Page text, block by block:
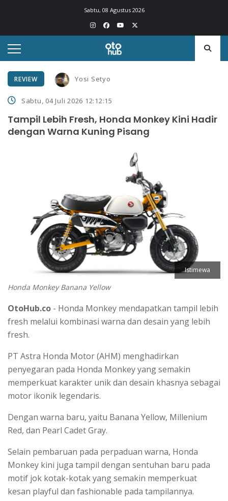
Sabtu, 08 Agustus 2026
REVIEW Yosi Setyo
Sabtu, 04 Juli 2026 12:12:15
Tampil Lebih Fresh, Honda Monkey Kini Hadir
dengan Warna Kuning Pisang
Istimewa
Honda Monkey Banana Yellow
OtoHub.co - Honda Monkey mendapatkan tampil lebih
fresh melalui kombinasi warna dan desain yang lebih
fresh.
PT Astra Honda Motor (AHM) menghadirkan
penyegaran pada Honda Monkey yang semakin
memperkuat karakter unik dan desain khasnya sebagai
motor ikonik legendaris.
Dengan warna baru, yaitu Banana Yellow, Millenium
Red, dan Pearl Cadet Gray.
Selain pembaruan pada perpaduan warna, Honda
Monkey kini juga tampil dengan sentuhan baru pada
motif jok kotak-kotak yang semakin memperkuat
kesan playful dan fashionable pada tampilannya.